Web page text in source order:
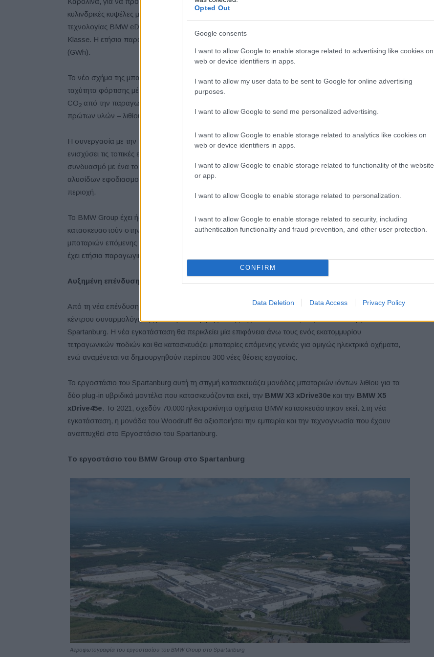
Opted Out
Google consents
I want to allow Google to enable storage related to advertising like cookies on
web or device identifiers in apps.
I want to allow my user data to be sent to Google for online advertising
purposes.
I want to allow Google to send me personalized advertising.
I want to allow Google to enable storage related to analytics like cookies on
web or device identifiers in apps.
I want to allow Google to enable storage related to functionality of the website
or app.
I want to allow Google to enable storage related to personalization.
I want to allow Google to enable storage related to security, including
authentication functionality and fraud prevention, and other user protection.
CONFIRM
Data Deletion Data Access Privacy Policy
κυλινδρικές κυψέλες μπαταριών ιόντων λιθίου που σχεδιάστηκαν ειδικά για την έκτη γενιά της
τεχνολογίας BMW eDrive, και θα χρησιμοποιούνται στην επόμενη γενιά ηλεκτρικών οχημάτων της Neue
Klasse. Η ετήσια παραγωγική ικανότητα του εργοστασίου κυψελών θα φτάνει τις 30 γιγαβατώρες
(GWh).
Το νέο σχήμα της μπαταρίας θα αυξήσει την ενεργειακή πυκνότητα πάνω από 20%, θα βελτιώσει την
ταχύτητα φόρτισης μέχρι 30% και θα αυξήσει την αυτονομία έως 30%. Την ίδια στιγμή, οι εκπομπές,
CO2 από την παραγωγή κυψελών θα μειωθούν μέχρι 60% μέσω μερικής χρήσης δευτερογενών
πρώτων υλών – λιθίου, κοβαλτίου και νικελίου – καθώς και ανανεώσιμης ενέργειας για παραγωγή.
Η συνεργασία με την Envision AESC αποτελεί σημαντικό βήμα στο σχέδιο του BMW Group να
ενισχύσει τις τοπικές εφοδιαστικές αλυσίδες του. Η επέκταση της παραγωγής ηλεκτρικών οχημάτων σε
συνδυασμό με ένα τοπικό εργοστάσιο κυψελών μπαταριών θα οδηγήσει στη δημιουργία νέων
αλυσίδων εφοδιασμού, νέων δικτύων για επιμέρους προμηθευτές και νέες θέσεις εργασίας σε όλη την
περιοχή.
Το BMW Group έχει ήδη ανακοινώσει ότι τέσσερα ακόμα εργοστάσια κυψελών μπαταριών θα
κατασκευαστούν στην Ευρώπη και την Κίνα προκειμένου να καλυφθούν οι απαιτήσεις για κυψέλες
μπαταριών επόμενης γενιάς. Τα εργοστάσια αυτά κατασκευάζονται από συνεργάτες και το καθένα θα
έχει ετήσια παραγωγική ικανότητα μέχρι 20 γιγαβατώρες (GWh).
Αυξημένη επένδυση και εκτεταμένη παραγωγική ικανότητα στη Ν. Καρολίνα
Από τη νέα επένδυση ύψους $1,7 δισ., τα $700 εκατ. θα χρησιμοποιηθούν για την κατασκευή ενός νέου
κέντρου συναρμολόγησης μπαταριών υψηλής τάσης της στο Woodruff, SC, κοντά στο εργοστάσιο του
Spartanburg. Η νέα εγκατάσταση θα περικλείει μία επιφάνεια άνω τους ενός εκατομμυρίου
τετραγωνικών ποδιών και θα κατασκευάζει μπαταρίες επόμενης γενιάς για αμιγώς ηλεκτρικά οχήματα,
ενώ αναμένεται να δημιουργηθούν περίπου 300 νέες θέσεις εργασίας.
Το εργοστάσιο του Spartanburg αυτή τη στιγμή κατασκευάζει μονάδες μπαταριών ιόντων λιθίου για τα
δύο plug-in υβριδικά μοντέλα που κατασκευάζονται εκεί, την BMW X3 xDrive30e και την BMW X5
xDrive45e. Το 2021, σχεδόν 70.000 ηλεκτροκίνητα οχήματα BMW κατασκευάστηκαν εκεί. Στη νέα
εγκατάσταση, η μονάδα του Woodruff θα αξιοποιήσει την εμπειρία και την τεχνογνωσία που έχουν
αναπτυχθεί στο Εργοστάσιο του Spartanburg.
Το εργοστάσιο του BMW Group στο Spartanburg
Αεροφωτογραφία του εργοστασίου του BMW Group στο Spartanburg